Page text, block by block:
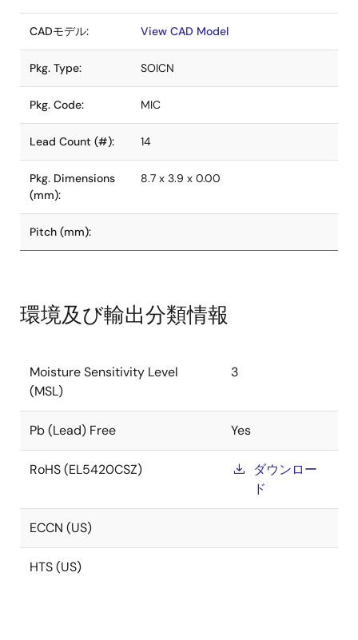
CADモデル: View CAD Model
Pkg. Type: SOICN
Pkg. Code: MIC
Lead Count (#): 14
Pkg. Dimensions
(mm):
8.7 x 3.9 x 0.00
Pitch (mm):
環境及び輸出分類情報
Moisture Sensitivity Level
(MSL)
3
Pb (Lead) Free Yes
RoHS (EL5420CSZ)
ダウンロー
ド
ECCN (US)
HTS (US)